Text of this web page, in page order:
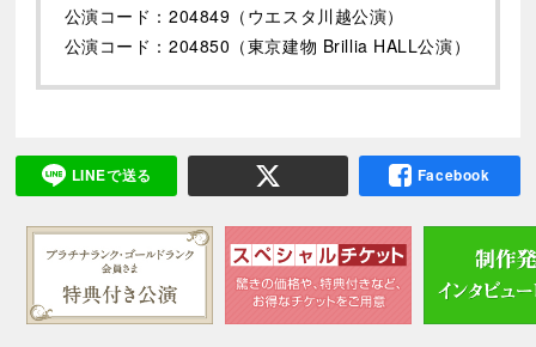
公演コード：204849（ウエスタ川越公演）
公演コード：204850（東京建物 Brillia HALL公演）
LINEで送る Facebook